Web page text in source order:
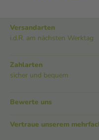
Versandarten
i.d.R. am nächsten Werktag
Zahlarten
sicher und bequem
Bewerte uns
Vertraue unserem